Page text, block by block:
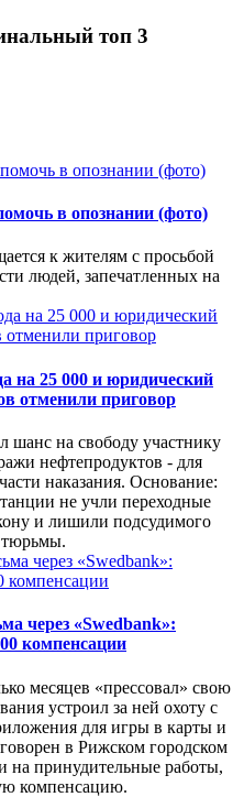
топ 3
в опознании (фото)
к жителям с просьбой
людей, запечатленных на
на 25 000 и юридический
отменили приговор
шанс на свободу участнику
нефтепродуктов - для
наказания. Основание:
не учли переходные
и лишили подсудимого
тюрьмы.
через «Swedbank»:
компенсации
месяцев «прессовал» свою
устроил за ней охоту с
для игры в карты и
в Рижском городском
на принудительные работы,
компенсацию.